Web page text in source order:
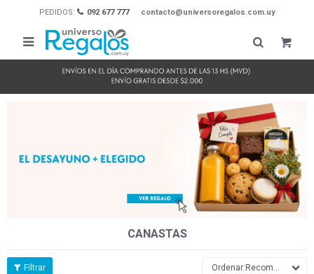
PEDIDOS: 092 677 777 contacto@universoregalos.com.uy

CANASTAS
Recomendados